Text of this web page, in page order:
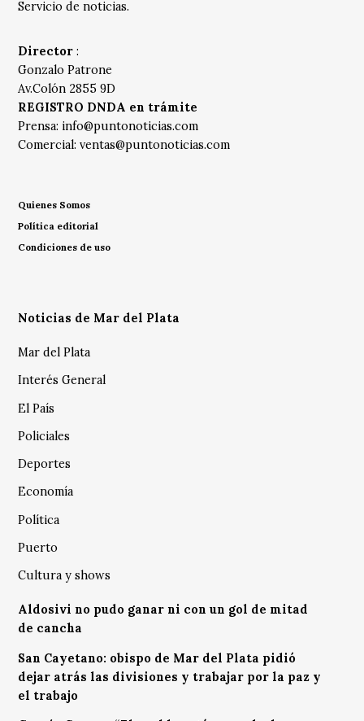
Servicio de noticias.
Director :
Gonzalo Patrone
Av.Colón 2855 9D
REGISTRO DNDA en trámite
Prensa: info@puntonoticias.com
Comercial:ventas@puntonoticias.com
Quienes Somos
Política editorial
Condiciones de uso
Noticias de Mar del Plata
Mar del Plata
Interés General
El País
Policiales
Deportes
Economía
Política
Puerto
Cultura y shows
Aldosivi no pudo ganar ni con un gol de mitad
de cancha
San Cayetano: obispo de Mar del Plata pidió
dejar atrás las divisiones y trabajar por la paz y
el trabajo